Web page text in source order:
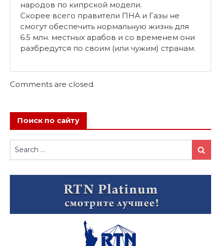
народов по кипрской модели.
Скорее всего правители ПНА и Газы не
смогут обеспечить нормальную жизнь для
6.5 млн. местных арабов и со временем они
разбредутся по своим (или чужим) странам.
Comments are closed.
Поиск по сайту
Search
for:
Search